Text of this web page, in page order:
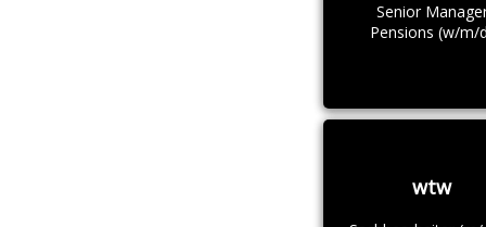
Senior
Pensions (w/m/
wtw